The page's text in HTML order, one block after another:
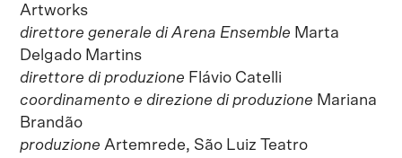
Artworks
direttore generale di Arena Ensemble Marta
Delgado Martins
direttore di produzione Flávio Catelli
coordinamento e direzione di produzione Mariana
Brandão
produzione Artemrede, São Luiz Teatro